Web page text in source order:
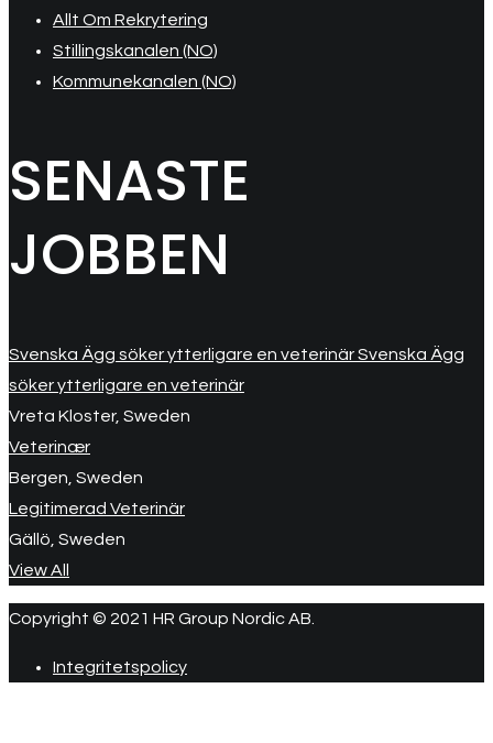
Allt Om Rekrytering
Stillingskanalen (NO)
Kommunekanalen (NO)
SENASTE
JOBBEN
Svenska Ägg söker ytterligare en veterinär Svenska Ägg
söker ytterligare en veterinär
Vreta Kloster, Sweden
Veterinær
Bergen, Sweden
Legitimerad Veterinär
Gällö, Sweden
View All
Copyright © 2021 HR Group Nordic AB.
Integritetspolicy